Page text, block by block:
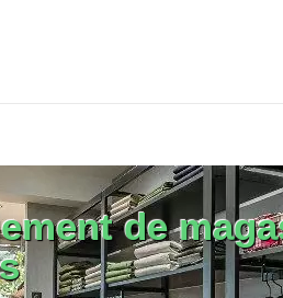
LA FICHE MOBILIER MAGASIN
de